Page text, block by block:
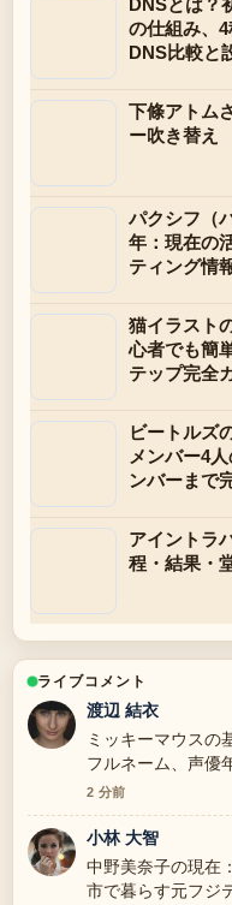
DNSとは？
の仕組み、
DNS比較と
下條アトム
ー吹き替え
パクシフ（
年：現在の
ティング情
猫イラスト
心者でも簡
テップ完全
ビートルズ
メンバー4
ンバーまで
アイントラ
程・結果・
ライブコメント
渡辺 結衣
ミッキーマウスの
フルネーム、声優
説 周辺の検証がし
2 分前
小林 大智
中野美奈子の現在
市で暮らす元フジ